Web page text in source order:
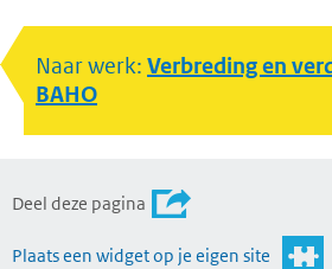
Naar werk: Verbreding en
BAHO
Deel deze pagina
Plaats een widget op je eigen site